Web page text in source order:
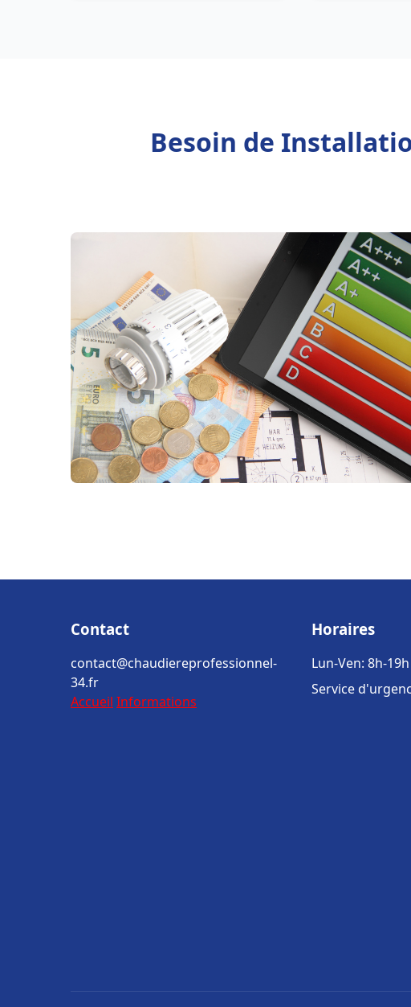
Besoin de
Contact
contact@chaudiereprofessionnel-
34.fr
Accueil Informations
Horaires
Lun-Ven: 8h-19h
Service